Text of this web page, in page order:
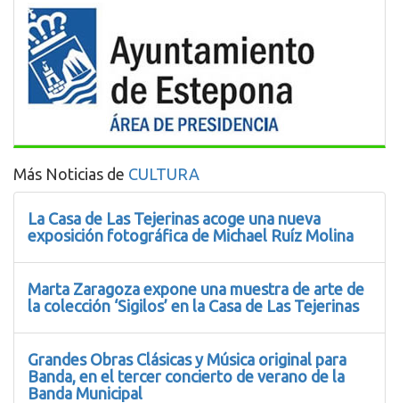
Más Noticias de CULTURA
La Casa de Las Tejerinas acoge una nueva
exposición fotográfica de Michael Ruíz Molina
Marta Zaragoza expone una muestra de arte de
la colección ‘Sigilos’ en la Casa de Las Tejerinas
Grandes Obras Clásicas y Música original para
Banda, en el tercer concierto de verano de la
Banda Municipal